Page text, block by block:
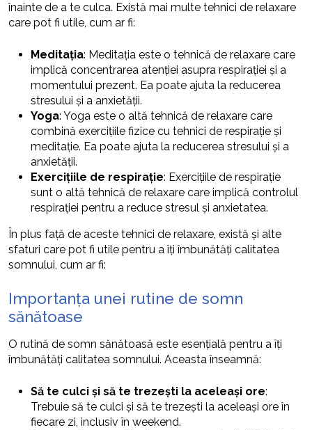
înainte de a te culca. Există mai multe tehnici de relaxare
care pot fi utile, cum ar fi:
Meditația: Meditația este o tehnică de relaxare care
implică concentrarea atenției asupra respirației și a
momentului prezent. Ea poate ajuta la reducerea
stresului și a anxietății.
Yoga: Yoga este o altă tehnică de relaxare care
combină exercițiile fizice cu tehnici de respirație și
meditație. Ea poate ajuta la reducerea stresului și a
anxietății.
Exercițiile de respirație: Exercițiile de respirație
sunt o altă tehnică de relaxare care implică controlul
respirației pentru a reduce stresul și anxietatea.
În plus față de aceste tehnici de relaxare, există și alte
sfaturi care pot fi utile pentru a îți îmbunătăți calitatea
somnului, cum ar fi:
Importanța unei rutine de somn
sănătoase
O rutină de somn sănătoasă este esențială pentru a îți
îmbunătăți calitatea somnului. Aceasta înseamnă:
Să te culci și să te trezești la aceleași ore:
Trebuie să te culci și să te trezești la aceleași ore în
fiecare zi, inclusiv în weekend.